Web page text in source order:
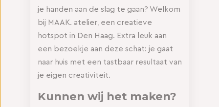
je handen aan de slag te gaan? Welkom
bij MAAK. atelier, een creatieve
hotspot in Den Haag. Extra leuk aan
een bezoekje aan deze schat: je gaat
naar huis met een tastbaar resultaat van
je eigen creativiteit.
Kunnen wij het maken?